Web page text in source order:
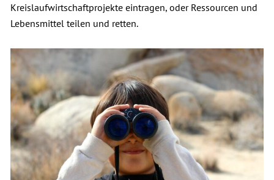
Kreislaufwirtschaftprojekte eintragen, oder Ressourcen und
Lebensmittel teilen und retten.